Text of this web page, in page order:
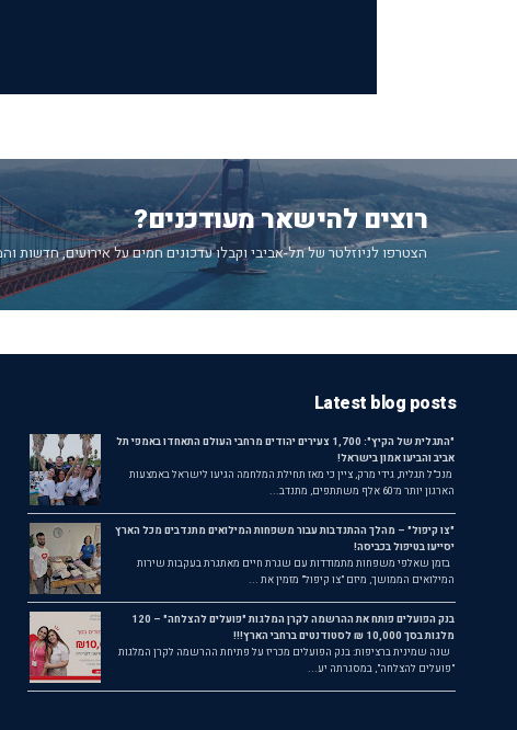
רוצים להישאר מעודכנים?
הצטרפו לניוזלטר של תל-אביבי וקבלו עדכונים חמים על אירועים, חדשות
Latest blog posts
"התגלית של הקיץ": 1,700 צעירים יהודים מרחבי העולם התאחדו באמפי תל
אביב והביעו אמון בישראל!
מנכ"ל תגלית, גידי מרק, ציין כי מאז תחילת המלחמה הגיעו לישראל באמצעות
הארגון יותר מ־60 אלף משתתפים, מתנדב...
"צו קיפול" – מהלך ההתנדבות עבור משפחות המילואים מתנדבים מכל הארץ
יסייעו בטיפול בכביסה!
בזמן שאלפי משפחות מתמודדות עם שגרת חיים מאתגרת בעקבות שירות
המילואים הממושך, מיזם "צו קיפול" מזמין את ...
בנק הפועלים פותח את ההרשמה לקרן המלגות "פועלים להצלחה" – 120
מלגות בסך 10,000 ₪ לסטודנטים ברחבי הארץ!!!
שנה שמינית ברציפות: בנק הפועלים מכריז על פתיחת ההרשמה לקרן המלגות
"פועלים להצלחה", במסגרתה יע...